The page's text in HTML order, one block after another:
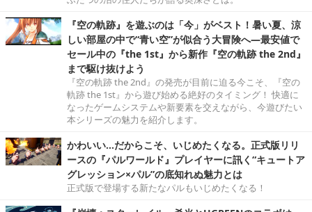
『空の軌跡』を遊ぶのは「今」がベスト！暑い夏、涼
しい部屋の中で“青い空”が似合う大冒険へ―最安値で
セール中の『the 1st』から新作『空の軌跡 the 2nd』
まで駆け抜けよう
『空の軌跡 the 2nd』の発売が目前に迫る今こそ、『空の
軌跡 the 1st』から遊び始める絶好のタイミング！ 快適に
なったゲームシステムや新要素を交えながら、今遊びたい
本シリーズの魅力を紹介します。
かわいい…だからこそ、いじめたくなる。正式版リリ
ースの『パルワールド』プレイヤーに訊く“キュートア
グレッション×パル”の底知れぬ魅力とは
正式版で登場する新たなパルもいじめたくなる！